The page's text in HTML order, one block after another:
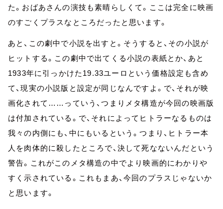
た。おばあさんの演技も素晴らしくて。ここは完全に映画
のすごくプラスなところだったと思います。
あと、この劇中で小説を出すと。そうすると、その小説が
ヒットする。この劇中で出てくる小説の表紙とか、あと
1933年に引っかけた19.33ユーロという価格設定も含め
て、現実の小説版と設定が同じなんですよ。で、それが映
画化されて……っていう、つまりメタ構造が今回の映画版
は付加されている。で、それによってヒトラーなるものは
我々の内側にも、中にもいるという。つまり、ヒトラー本
人を肉体的に殺したところで、決して死なないんだという
警告。これがこのメタ構造の中でより映画的にわかりや
すく示されている。これもまあ、今回のプラスじゃないか
と思います。